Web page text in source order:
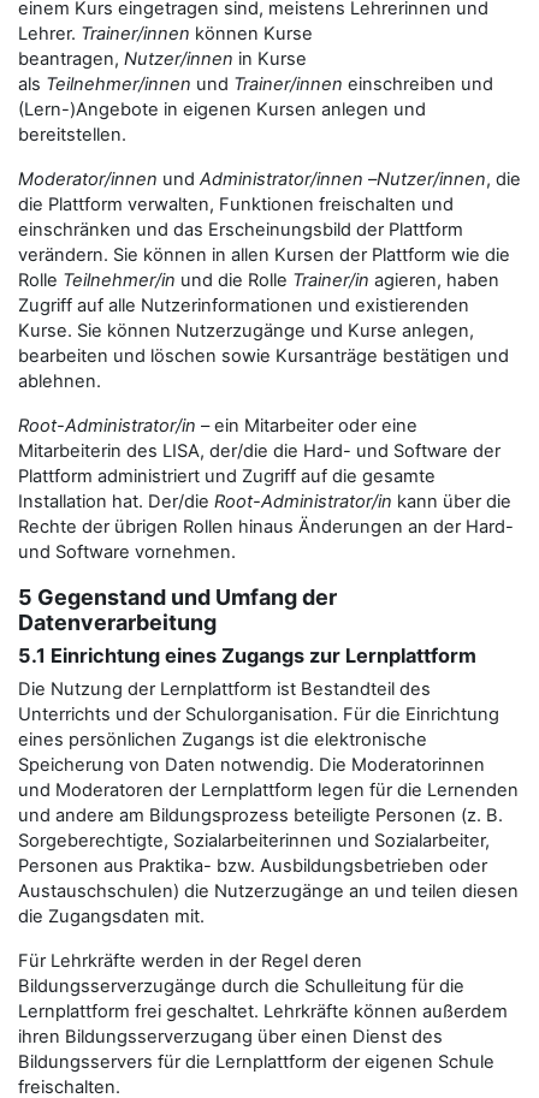
einem Kurs eingetragen sind, meistens Lehrerinnen und
Lehrer. Trainer/innen können Kurse
beantragen, Nutzer/innen in Kurse
als Teilnehmer/innen und Trainer/innen einschreiben und
(Lern-)Angebote in eigenen Kursen anlegen und
bereitstellen.
Moderator/innen und Administrator/innen –Nutzer/innen, die
die Plattform verwalten, Funktionen freischalten und
einschränken und das Erscheinungsbild der Plattform
verändern. Sie können in allen Kursen der Plattform wie die
Rolle Teilnehmer/in und die Rolle Trainer/in agieren, haben
Zugriff auf alle Nutzerinformationen und existierenden
Kurse. Sie können Nutzerzugänge und Kurse anlegen,
bearbeiten und löschen sowie Kursanträge bestätigen und
ablehnen.
Root-Administrator/in – ein Mitarbeiter oder eine
Mitarbeiterin des LISA, der/die die Hard- und Software der
Plattform administriert und Zugriff auf die gesamte
Installation hat. Der/die Root-Administrator/in kann über die
Rechte der übrigen Rollen hinaus Änderungen an der Hard-
und Software vornehmen.
5 Gegenstand und Umfang der
Datenverarbeitung
5.1 Einrichtung eines Zugangs zur Lernplattform
Die Nutzung der Lernplattform ist Bestandteil des
Unterrichts und der Schulorganisation. Für die Einrichtung
eines persönlichen Zugangs ist die elektronische
Speicherung von Daten notwendig. Die Moderatorinnen
und Moderatoren der Lernplattform legen für die Lernenden
und andere am Bildungsprozess beteiligte Personen (z. B.
Sorgeberechtigte, Sozialarbeiterinnen und Sozialarbeiter,
Personen aus Praktika- bzw. Ausbildungsbetrieben oder
Austauschschulen) die Nutzerzugänge an und teilen diesen
die Zugangsdaten mit.
Für Lehrkräfte werden in der Regel deren
Bildungsserverzugänge durch die Schulleitung für die
Lernplattform frei geschaltet. Lehrkräfte können außerdem
ihren Bildungsserverzugang über einen Dienst des
Bildungsservers für die Lernplattform der eigenen Schule
freischalten.